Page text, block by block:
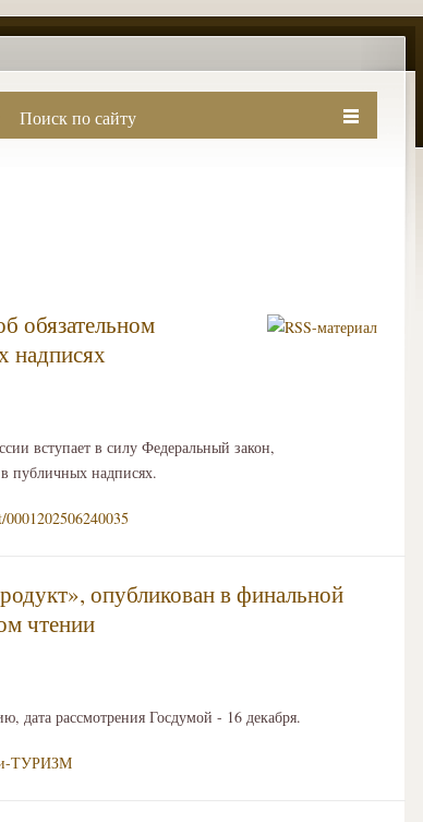
Поиск по сайту
обязательном
надписях
вступает в силу Федеральный закон,
публичных надписях.
опубликован в финальной
чтении
дата рассмотрения Госдумой - 16 декабря.
ТУРИЗМ